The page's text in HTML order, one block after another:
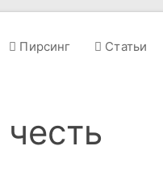
Пирсинг Статьи